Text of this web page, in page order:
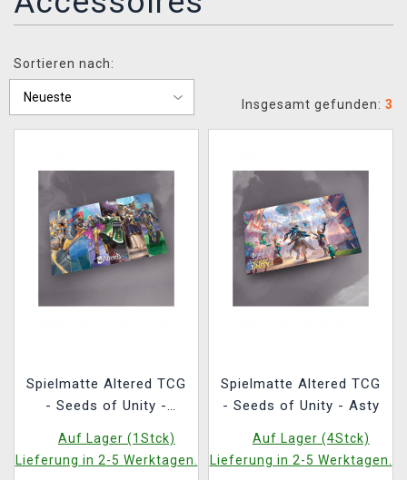
XZONE CLUB
Sortieren nach:
Insgesamt gefunden: 3
Spielmatte Altered TCG
- Seeds of Unity -
Auf Lager (1Stck)
Lieferung in 2-5 Werktagen.
Spielmatte Altered TCG
- Seeds of Unity - Asty
Auf Lager (4Stck)
Lieferung in 2-5 Werktagen.